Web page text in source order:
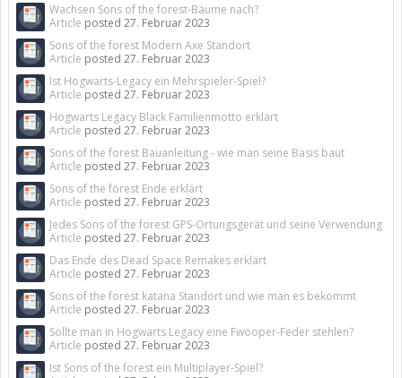
Wachsen Sons of the forest-Bäume nach?
Article posted 27. Februar 2023
Sons of the forest Modern Axe Standort
Article posted 27. Februar 2023
Ist Hogwarts-Legacy ein Mehrspieler-Spiel?
Article posted 27. Februar 2023
Hogwarts Legacy Black Familienmotto erklärt
Article posted 27. Februar 2023
Sons of the forest Bauanleitung - wie man seine Basis baut
Article posted 27. Februar 2023
Sons of the forest Ende erklärt
Article posted 27. Februar 2023
Jedes Sons of the forest GPS-Ortungsgerät und seine Verwendung
Article posted 27. Februar 2023
Das Ende des Dead Space Remakes erklärt
Article posted 27. Februar 2023
Sons of the forest katana Standort und wie man es bekommt
Article posted 27. Februar 2023
Sollte man in Hogwarts Legacy eine Fwooper-Feder stehlen?
Article posted 27. Februar 2023
Ist Sons of the forest ein Multiplayer-Spiel?